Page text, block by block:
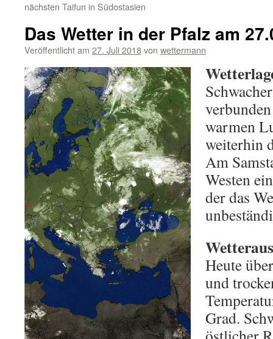
nächsten Taifun in Südostasien
Das Wetter in der Pfalz am
Veröffentlicht am 27. Juli 2018von wettermann
warmen
weiterhin
Am
Westen
der das
Heute
und
Grad.